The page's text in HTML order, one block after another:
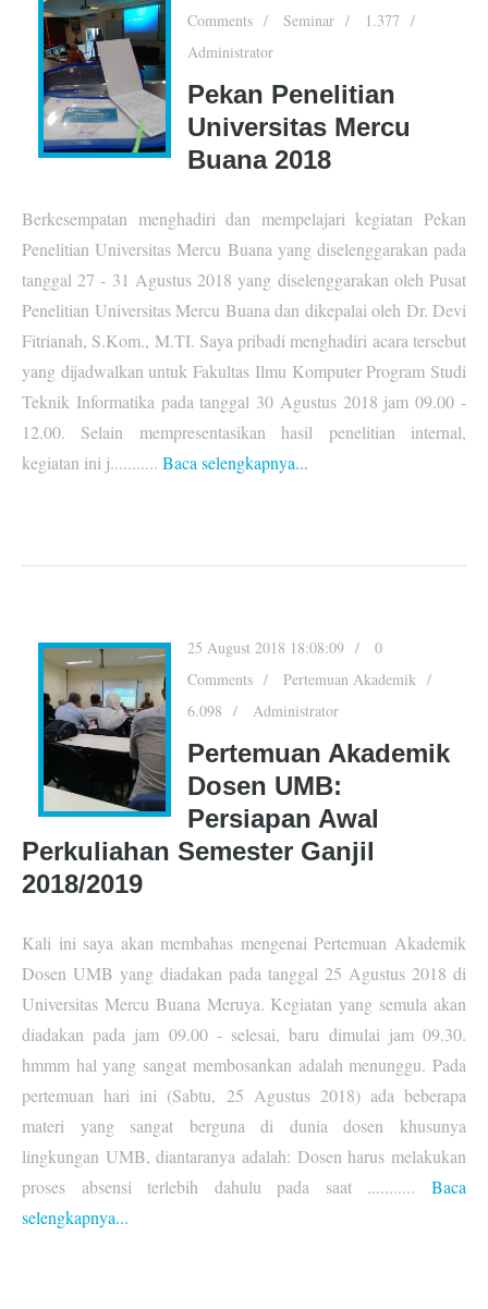
Comments
Seminar
1.377
Administrator
Pekan Penelitian
Universitas Mercu
Buana 2018
Berkesempatan menghadiri dan mempelajari kegiatan Pekan
Penelitian Universitas Mercu Buana yang diselenggarakan pada
tanggal 27 - 31 Agustus 2018 yang diselenggarakan oleh Pusat
Penelitian Universitas Mercu Buana dan dikepalai oleh Dr. Devi
Fitrianah, S.Kom., M.TI. Saya pribadi menghadiri acara tersebut
yang dijadwalkan untuk Fakultas Ilmu Komputer Program Studi
Teknik Informatika pada tanggal 30 Agustus 2018 jam 09.00 -
12.00. Selain mempresentasikan hasil penelitian internal,
kegiatan ini j........... Baca selengkapnya...
25 August 2018 18:08:09
0
Comments
Pertemuan Akademik
6.098
Administrator
Pertemuan Akademik
Dosen UMB:
Persiapan Awal
Perkuliahan Semester Ganjil
2018/2019
Kali ini saya akan membahas mengenai Pertemuan Akademik
Dosen UMB yang diadakan pada tanggal 25 Agustus 2018 di
Universitas Mercu Buana Meruya. Kegiatan yang semula akan
diadakan pada jam 09.00 - selesai, baru dimulai jam 09.30.
hmmm hal yang sangat membosankan adalah menunggu. Pada
pertemuan hari ini (Sabtu, 25 Agustus 2018) ada beberapa
materi yang sangat berguna di dunia dosen khusunya
lingkungan UMB, diantaranya adalah: Dosen harus melakukan
proses absensi terlebih dahulu pada saat ........... Baca
selengkapnya...